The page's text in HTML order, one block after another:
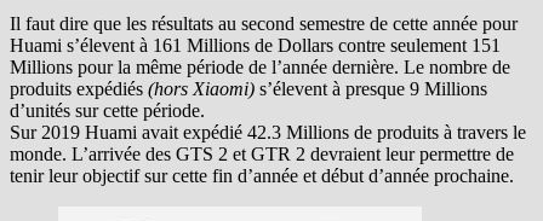
Il faut dire que les résultats au second semestre de cette année pour
Huami s’élevent à 161 Millions de Dollars contre seulement 151
Millions pour la même période de l’année dernière. Le nombre de
produits expédiés (hors Xiaomi) s’élevent à presque 9 Millions
d’unités sur cette période.
Sur 2019 Huami avait expédié 42.3 Millions de produits à travers le
monde. L’arrivée des GTS 2 et GTR 2 devraient leur permettre de
tenir leur objectif sur cette fin d’année et début d’année prochaine.